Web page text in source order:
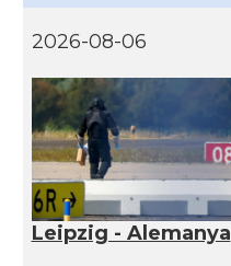
2026-08-06
Leipzig - Alemanya